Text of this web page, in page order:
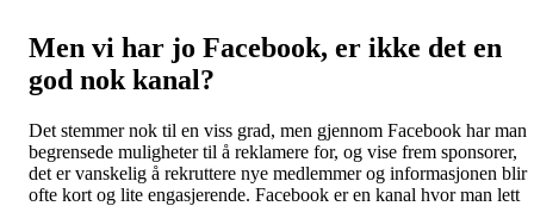
Men vi har jo Facebook, er ikke det en
god nok kanal?
Det stemmer nok til en viss grad, men gjennom Facebook har man
begrensede muligheter til å reklamere for, og vise frem sponsorer,
det er vanskelig å rekruttere nye medlemmer og informasjonen blir
ofte kort og lite engasjerende. Facebook er en kanal hvor man lett